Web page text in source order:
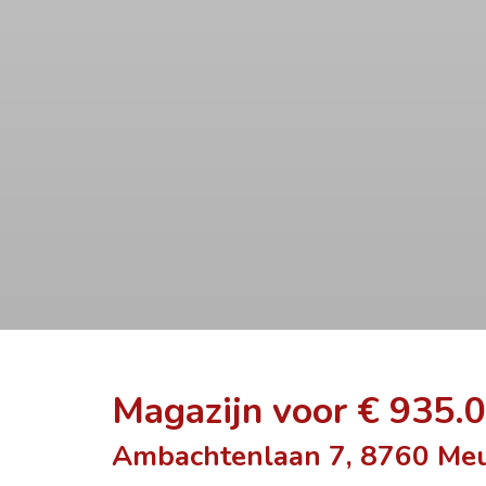
Magazijn voor €
Ambachtenlaan 7, 8760